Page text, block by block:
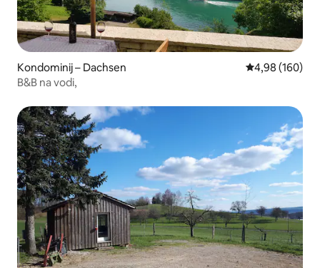
Kondominij – Dachsen Prosječna
4,98 (160)
B&B na vodi,